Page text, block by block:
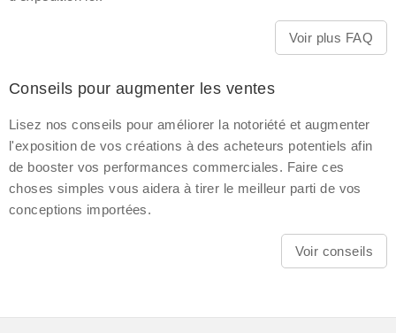
Voir plus FAQ
Conseils pour augmenter les ventes
Lisez nos conseils pour améliorer la notoriété et augmenter
l'exposition de vos créations à des acheteurs potentiels afin
de booster vos performances commerciales. Faire ces
choses simples vous aidera à tirer le meilleur parti de vos
conceptions importées.
Voir conseils